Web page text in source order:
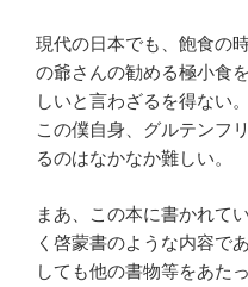
現代の日本でも、飽食の
の爺さんの勧める極小食
しいと言わざるを得ない。
この僕自身、グルテンフ
るのはなかなか難しい。
まあ、この本に書かれて
く啓蒙書のような内容で
しても他の書物等をあた